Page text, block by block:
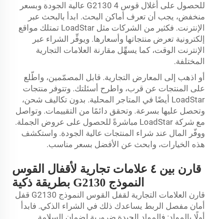
للحصول على أغلال قوس 4 G2130 عالية الجودة وبسعر
منخفض، يجب أن تعرف أماكن البحث. ابدأ بالبحث عبر
الإنترنت. فكثير من الشركات مثل LoadStar تمتلك مواقع
إلكترونية تعرض منتجاتها وأسعارها. ويوفِّر الشراء عبر
الإنترنت الوقت، كما يسهِّل مقارنة العلامات التجارية
المختلفة.
أو اذهب إلى المعارض التجارية. قابل المصمّمين، واطّلع
على المنتجات عن قرب، واطرح أسئلتك. وتتوفر منتجات
LoadStar أيضًا في المتاجر المحلية. بدون تكاليف شحن،
وتحصل عليها بسرعة. وتحقق دائمًا من التقييمات. وتواصل
مع شركة LoadStar مباشرةً للحصول على عروض الجملة.
ووفّر المال عند شراء المنتجات عالية الجودة. واستكشف
هذه الخيارات، وابحث عن الأفضل بسعر مناسب.
قارن بين ٤ علامات تجارية لأقفال القوس
النموذج G2130 بطريقة ذكية
قارن العلامات التجارية لقفل القوس النموذج G2130
قفل
أمان مفصل الربط يساعدك ذلك في الشراء الذكي. فابدأ
أولًا بالمواد: فالمواد الجيدة ضرورية لضمان السلامة